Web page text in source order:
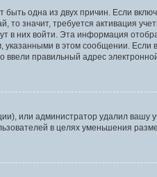
одна из двух причин. Если
то значит, требуется активация
в них войти. Эта информация
указанными в этом сообщении. Если
ввели правильный адрес
или администратор удалил вашу
в целях уменьшения